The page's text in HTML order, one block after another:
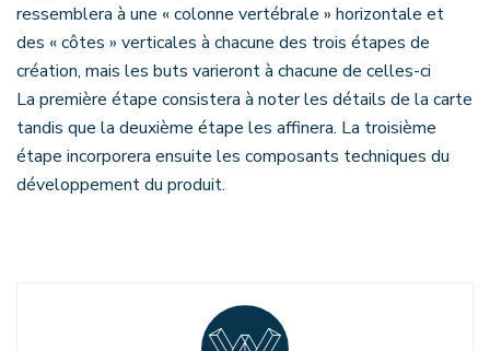
ressemblera à une « colonne vertébrale » horizontale et
des « côtes » verticales à chacune des trois étapes de
création, mais les buts varieront à chacune de celles-ci
La première étape consistera à noter les détails de la carte
tandis que la deuxième étape les affinera. La troisième
étape incorporera ensuite les composants techniques du
développement du produit.